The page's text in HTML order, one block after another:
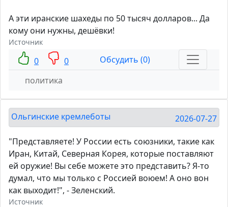
А эти иранские шахеды по 50 тысяч долларов... Да
кому они нужны, дешёвки!
Источник
0 0
Обсудить (0)
политика
Ольгинские кремлеботы 2026-07-27
"Представляете! У России есть союзники, такие как
Иран, Китай, Северная Корея, которые поставляют
ей оружие! Вы себе можете это представить? Я-то
думал, что мы только с Россией воюем! А оно вон
как выходит!", - Зеленский.
Источник